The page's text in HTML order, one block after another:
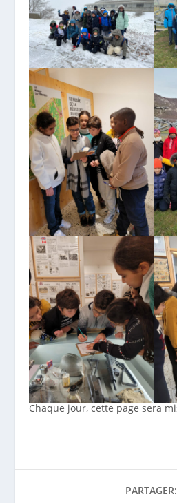
Chaque jour, cette page sera
PARTAGER: